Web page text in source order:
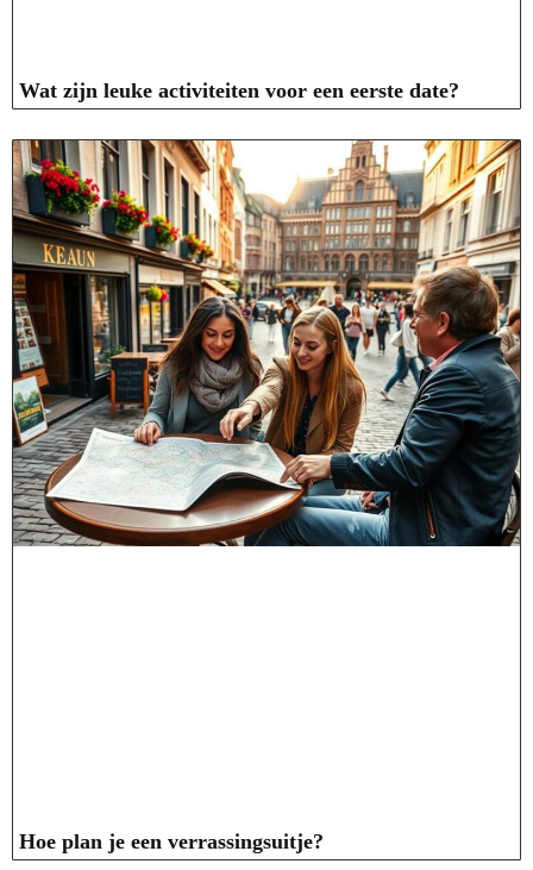
Wat zijn leuke activiteiten voor een eerste date?
Hoe plan je een verrassingsuitje?